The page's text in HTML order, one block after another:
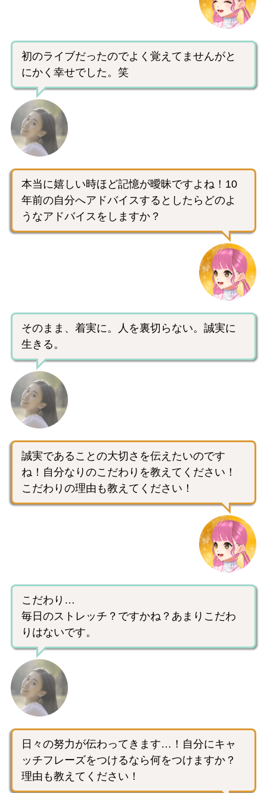
初のライブだったのでよく覚えてませんがと
にかく幸せでした。笑
本当に嬉しい時ほど記憶が曖昧ですよね！10
年前の自分へアドバイスするとしたらどのよ
うなアドバイスをしますか？
そのまま、着実に。人を裏切らない。誠実に
生きる。
誠実であることの大切さを伝えたいのです
ね！自分なりのこだわりを教えてください！
こだわりの理由も教えてください！
こだわり…
毎日のストレッチ？ですかね？あまりこだわ
りはないです。
日々の努力が伝わってきます…！自分にキャ
ッチフレーズをつけるなら何をつけますか？
理由も教えてください！